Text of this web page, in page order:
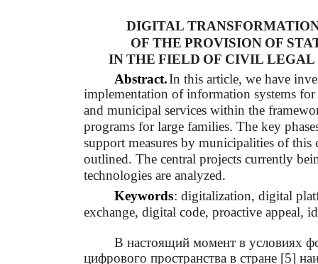
DIGITAL
OF THE PROVISION OF
IN THE FIELD OF CIVIL LEGAL
Abstract.In this article, we have
implementation of information systems
and municipal services within the
programs for large families. The key
support measures by municipalities of
outlined. The central projects currently
technologies are analyzed.
Keywords: digitalization, digital
exchange, digital code, proactive appeal,
В настоящий момент в условиях
цифрового пространства в стране [5]